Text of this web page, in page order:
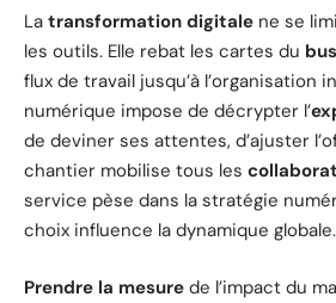
La transformation digitale ne se
les outils. Elle rebat les cartes du
flux de travail jusqu’à l’organisation
numérique impose de décrypter l’
de deviner ses attentes, d’ajuster
chantier mobilise tous les
service pèse dans la stratégie
choix influence la dynamique globale.
Prendre la mesure de l’impact du